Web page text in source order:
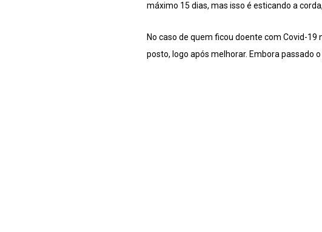
máximo 15 dias, mas isso é esticando a
No caso de quem ficou doente com Covid-
posto, logo após melhorar. Embora passado